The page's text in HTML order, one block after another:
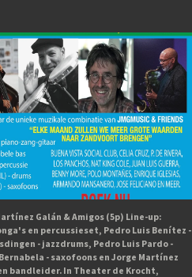
Galán & Amigos (5p) Line-up:
en percussieset, Pedro Luis Benítez -
- jazzdrums, Pedro Luis Pardo -
- saxofoons en Jorge Martínez
bandleider. In Theater de Krocht,